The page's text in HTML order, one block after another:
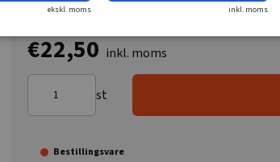
€22,50 inkl. moms
st
Bestillingsvare
ekskl. moms inkl. moms